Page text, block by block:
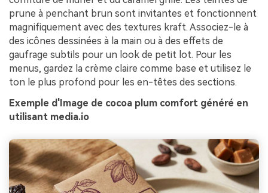
prune à penchant brun sont invitantes et fonctionnent
magnifiquement avec des textures kraft. Associez-le à
des icônes dessinées à la main ou à des effets de
gaufrage subtils pour un look de petit lot. Pour les
menus, gardez la crème claire comme base et utilisez le
ton le plus profond pour les en-têtes des sections.
Exemple d'Image de cocoa plum comfort généré en
utilisant media.io